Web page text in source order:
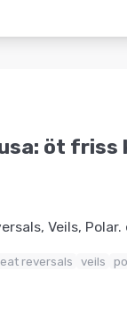
öt friss
Veils, Polar.
reversals veils